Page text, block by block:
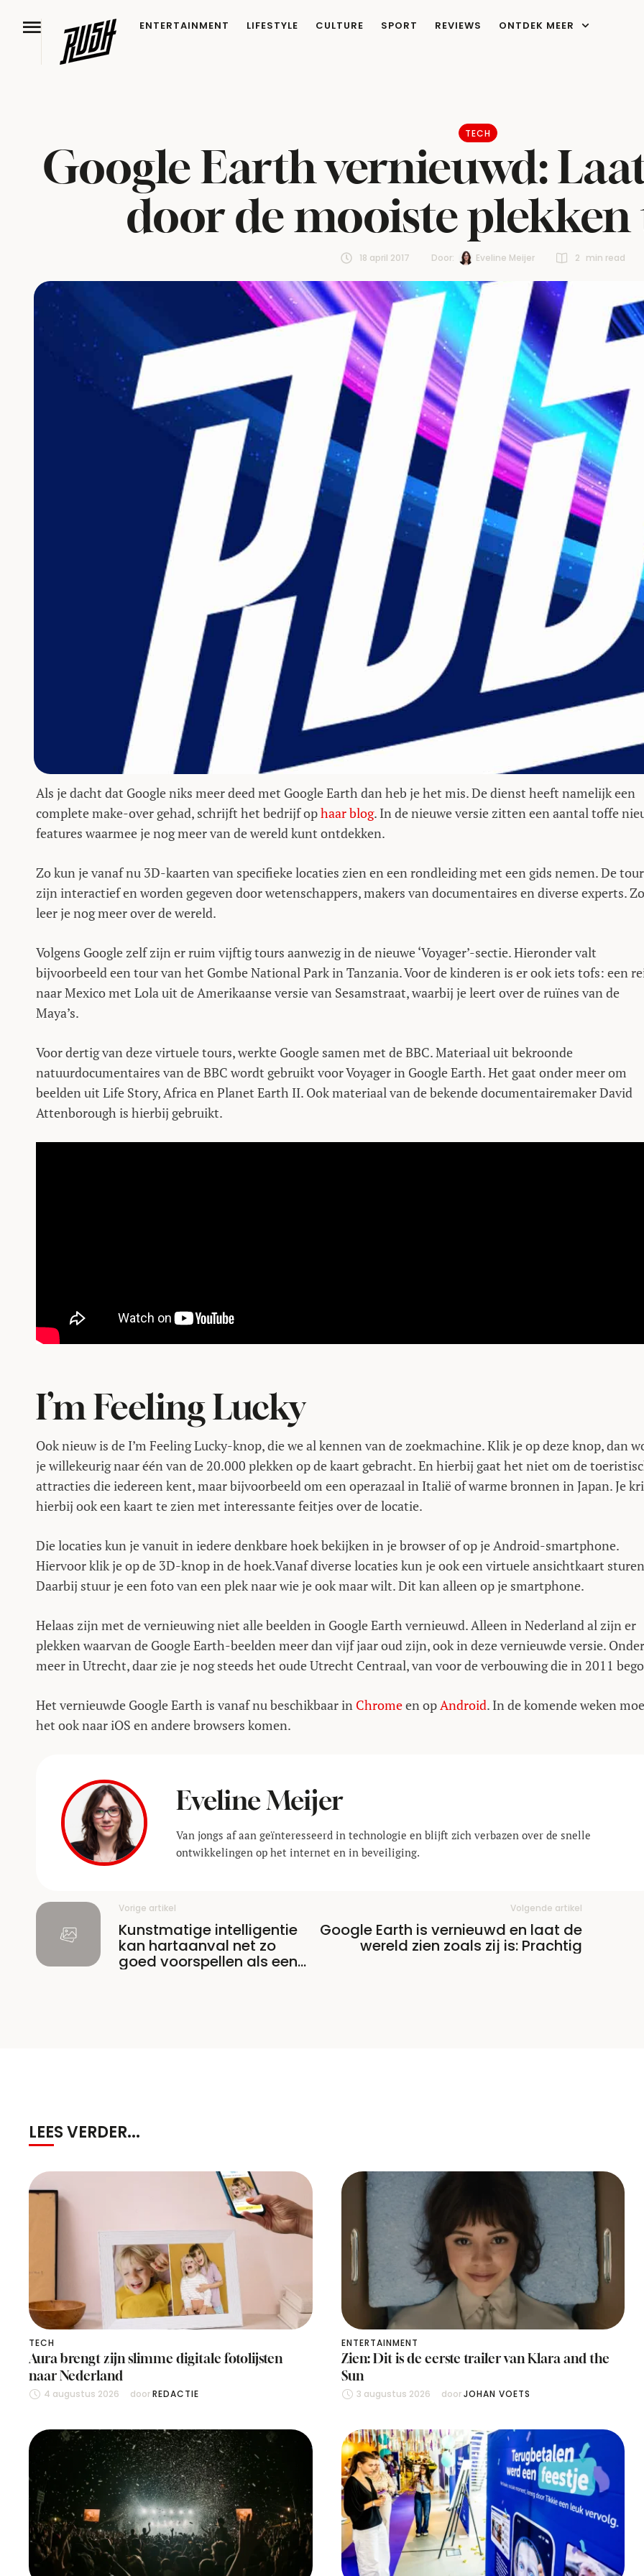
ENTERTAINMENT LIFESTYLE CULTURE SPORT REVIEWS ONTDEK MEER
TECH
Google Earth vernieuwd:
door de mooiste plekken
18 april 2017 Door: Eveline Meijer 2 min read
Als je dacht dat Google niks meer deed met Google Earth dan heb je het mis. De dienst heeft namelijk een
complete make-over gehad, schrijft het bedrijf ophaar blog. In de nieuwe versie zitten een aantal toffe
features waarmee je nog meer van de wereld kunt ontdekken.
Zo kun je vanaf nu 3D-kaarten van specifieke locaties zien en een rondleiding met een gids nemen. De
zijn interactief en worden gegeven door wetenschappers, makers van documentaires en diverse experts. Zo
leer je nog meer over de wereld.
Volgens Google zelf zijn er ruim vijftig tours aanwezig in de nieuwe ‘Voyager’-sectie. Hieronder valt
bijvoorbeeld een tour van het Gombe National Park in Tanzania. Voor de kinderen is er ook iets tofs: een
naar Mexico met Lola uit de Amerikaanse versie van Sesamstraat, waarbij je leert over de ruïnes van de
Maya’s.
Voor dertig van deze virtuele tours, werkte Google samen met de BBC. Materiaal uit bekroonde
natuurdocumentaires van de BBC wordt gebruikt voor Voyager in Google Earth. Het gaat onder meer om
beelden uit Life Story, Africa en Planet Earth II. Ook materiaal van de bekende documentairemaker David
Attenborough is hierbij gebruikt.
I’m Feeling Lucky
Ook nieuw is de I’m Feeling Lucky-knop, die we al kennen van de zoekmachine. Klik je op deze knop, dan
je willekeurig naar één van de 20.000 plekken op de kaart gebracht. En hierbij gaat het niet om de
attracties die iedereen kent, maar bijvoorbeeld om een operazaal in Italië of warme bronnen in Japan. Je
hierbij ook een kaart te zien met interessante feitjes over de locatie.
Die locaties kun je vanuit in iedere denkbare hoek bekijken in je browser of op je Android-smartphone.
Hiervoor klik je op de 3D-knop in de hoek.Vanaf diverse locaties kun je ook een virtuele ansichtkaart
Daarbij stuur je een foto van een plek naar wie je ook maar wilt. Dit kan alleen op je smartphone.
Helaas zijn met de vernieuwing niet alle beelden in Google Earth vernieuwd. Alleen in Nederland al zijn er
plekken waarvan de Google Earth-beelden meer dan vijf jaar oud zijn, ook in deze vernieuwde versie. Onder
meer in Utrecht, daar zie je nog steeds het oude Utrecht Centraal, van voor de verbouwing die in 2011
Het vernieuwde Google Earth is vanaf nu beschikbaar in Chromeen op Android. In de komende weken
het ook naar iOS en andere browsers komen.
Eveline Meijer
Van jongs af aan geïnteresseerd in technologie en blijft zich verbazen over de snelle
ontwikkelingen op het internet en in beveiliging.
Vorige artikel
Kunstmatige intelligentie
kan hartaanval net zo
goed voorspellen als een
Volgende artikel
Google Earth is vernieuwd en laat de
wereld zien zoals zij is: Prachtig
LEES VERDER...
TECH
Aura brengt zijn slimme digitale fotolijsten
naar Nederland
4 augustus 2026 door REDACTIE
ENTERTAINMENT
Zien: Dit is de eerste trailer van Klara and the
Sun
3 augustus 2026 door JOHAN VOETS